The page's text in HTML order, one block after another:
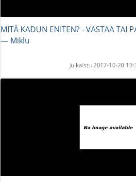
MITÄ KADUN ENITEN? - VASTAA TAI
― Miklu
Julkaistu 2017-10-20